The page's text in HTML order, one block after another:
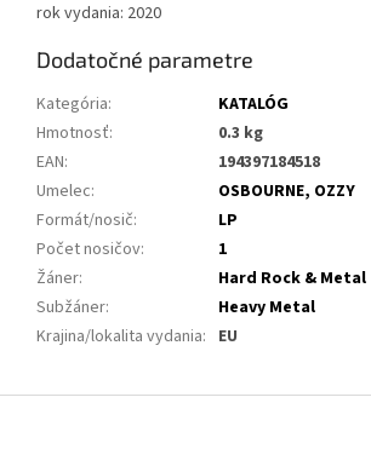
rok vydania: 2020
Dodatočné parametre
Kategória:
KATALÓG
Hmotnosť:
0.3 kg
EAN:
194397184518
Umelec:
OSBOURNE, OZZY
Formát/nosič:
LP
Počet nosičov:
1
Žáner:
Hard Rock & Metal
Subžáner:
Heavy Metal
Krajina/lokalita vydania: EU